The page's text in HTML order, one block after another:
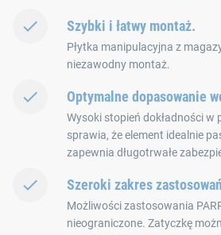
Szybki i łatwy montaż.
Płytka manipulacyjna z
niezawodny montaż.
Optymalne dopasowanie
Wysoki stopień dokładności w
sprawia, że element idealnie
zapewnia długotrwałe
Szeroki zakres zastosowań
Możliwości zastosowania
nieograniczone. Zatyczkę